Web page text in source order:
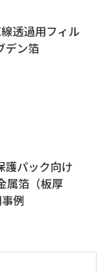
線透過用フィル
デン箔
護パック向け
属箔（板厚
例